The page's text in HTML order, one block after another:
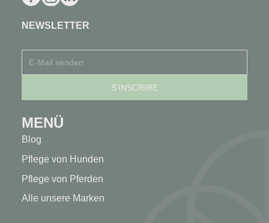
NEWSLETTER
MENÜ
Blog
Pflege von Hunden
Pflege von Pferden
Alle unsere Marken